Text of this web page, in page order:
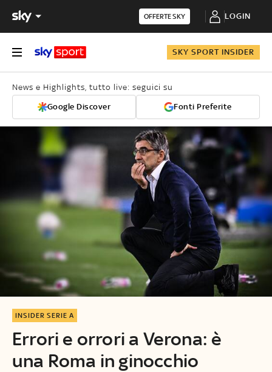
OFFERTE SKY LOGIN
SKY SPORT INSIDER
News e Highlights, tutto live: seguici su
Google Discover Fonti Preferite
Errori e orrori a Verona: è
una Roma in ginocchio
INSIDER SERIE A